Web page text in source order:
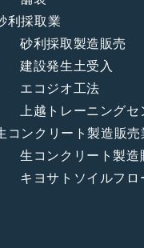
利採取業
砂利採取製造販売
建設発生土受入
エコジオ工法
上越トレーニングセ
コンクリート製造販売
生コンクリート製造
キヨサトソイルフロ